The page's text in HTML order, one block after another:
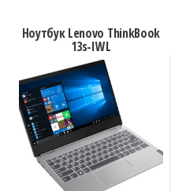
Ноутбук Lenovo ThinkBook
13s-IWL